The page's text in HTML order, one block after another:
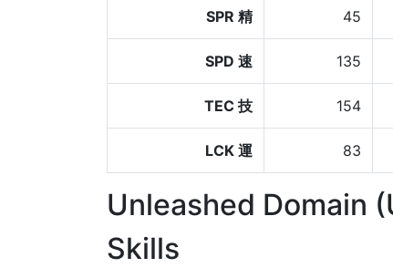
SPR 精 45
SPD 速 135
TEC 技 154
LCK 運 83
Unleashed Domain
Skills